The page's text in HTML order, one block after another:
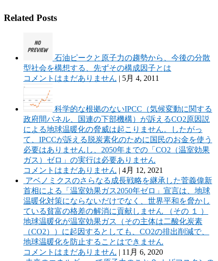
Related Posts
石油ピークと原子力の趨勢から、今後の分散
型社会を構想する、先ずその構成因子とは
コメントはまだありません | 5月 4, 2011
科学的な根拠のないIPCC（気候変動に関する
政府間パネル、国連の下部機構）が訴えるCO2原因説
による地球温暖化の脅威は起こりません。したがっ
て、IPCCが訴える脱炭素化のために国民のお金を使う
必要はありませんし、2050年までの「CO2（温室効果
ガス）ゼロ」の実行は必要ありません
コメントはまだありません | 4月 12, 2021
アベノミクスのさらなる成長戦略を継承した菅義偉新
首相による「温室効果ガス2050年ゼロ」宣言は、地球
温暖化対策にならないだけでなく、世界平和を脅かし
ている貧富の格差の解消に貢献しません （その １ ）
地球温暖化が温室効果ガス（その主体は二酸化炭素
（CO2））に起因するとしても、CO2の排出削減で、
地球温暖化を防止することはできません
コメントはまだありません | 11月 6, 2020